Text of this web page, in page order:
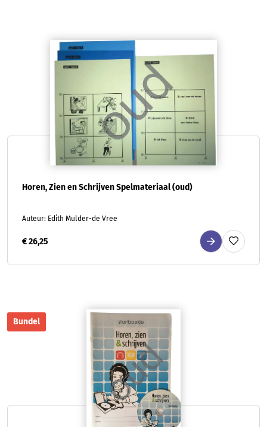
Horen, Zien en Schrijven Spelmateriaal (oud)
Auteur: Edith Mulder-de Vree
€ 26,25
Bundel